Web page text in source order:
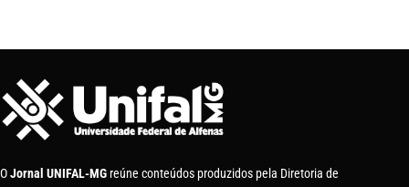
OJornal UNIFAL-MG reúne conteúdos produzidos pela Diretoria de